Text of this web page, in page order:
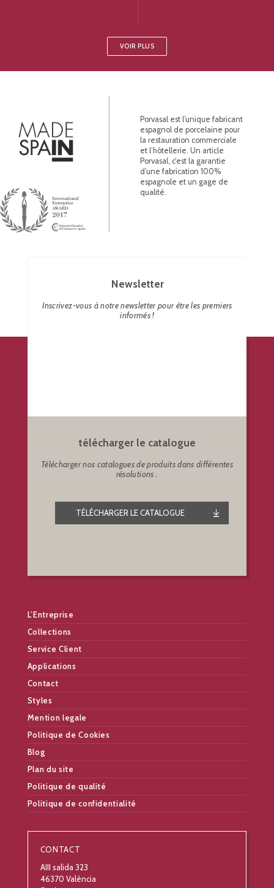
VOIR PLUS
Porvasal est l’unique fabricant
espagnol de porcelaine pour
la restauration commerciale
et l’hôtellerie. Un article
Porvasal, c’est la garantie
d’une fabrication 100%
espagnole et un gage de
qualité.
Newsletter
Inscrivez-vous à notre newsletter pour être les premiers
informés !
télécharger le catalogue
Télécharger nos catalogues de produits dans différentes
résolutions .
TÉLÉCHARGER LE CATALOGUE
L’Entreprise
Collections
Service Client
Applications
Contact
Styles
Mention legale
Politique de Cookies
Blog
Plan du site
Politique de qualité
Politique de confidentialité
CONTACT
AIII salida 323
46370 València